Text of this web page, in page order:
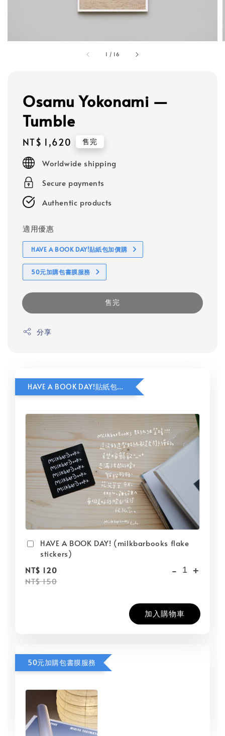
1 / 16
Osamu Yokonami —
Tumble
Regular
price
NT$ 1,620 售完
Worldwide shipping
Secure payments
Authentic products
適用優惠
HAVE A BOOK DAY!貼紙包加價購
50元加購包書膜服務
售完
分享
HAVE A BOOK DAY!貼紙包加價購
HAVE A BOOK DAY! (milkbarbooks flake
stickers)
NT$ 120
NT$ 150
- +
加入購物車
50元加購包書膜服務